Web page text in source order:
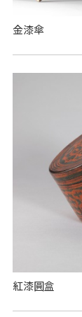
金漆傘
紅漆圓盒